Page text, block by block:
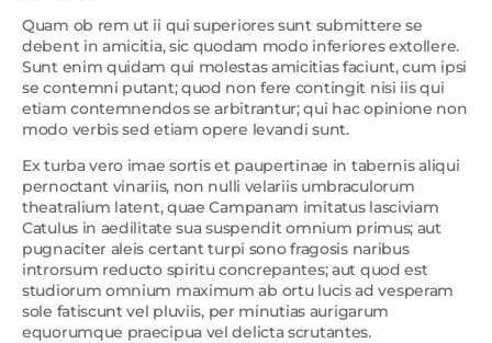
Quam ob rem ut ii qui superiores sunt submittere se
debent in amicitia, sic quodam modo inferiores extollere.
Sunt enim quidam qui molestas amicitias faciunt, cum ipsi
se contemni putant; quod non fere contingit nisi iis qui
etiam contemnendos se arbitrantur; qui hac opinione non
modo verbis sed etiam opere levandi sunt.
Ex turba vero imae sortis et paupertinae in tabernis aliqui
pernoctant vinariis, non nulli velariis umbraculorum
theatralium latent, quae Campanam imitatus lasciviam
Catulus in aedilitate sua suspendit omnium primus; aut
pugnaciter aleis certant turpi sono fragosis naribus
introrsum reducto spiritu concrepantes; aut quod est
studiorum omnium maximum ab ortu lucis ad vesperam
sole fatiscunt vel pluviis, per minutias aurigarum
equorumque praecipua vel delicta scrutantes.